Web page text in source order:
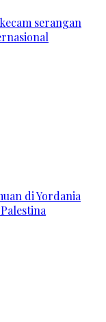
serangan
di Yordania